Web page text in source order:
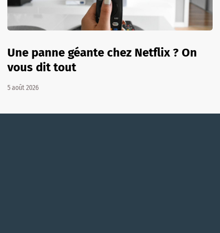
Une panne géante chez Netflix ? On
vous dit tout
5 août 2026